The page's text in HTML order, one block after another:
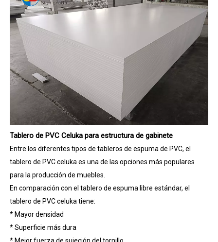
Tablero de PVC Celuka para estructura de gabinete
Entre los diferentes tipos de tableros de espuma de PVC, el
tablero de PVC celuka es una de las opciones más populares
para la producción de muebles.
En comparación con el tablero de espuma libre estándar, el
tablero de PVC celuka tiene:
* Mayor densidad
* Superficie más dura